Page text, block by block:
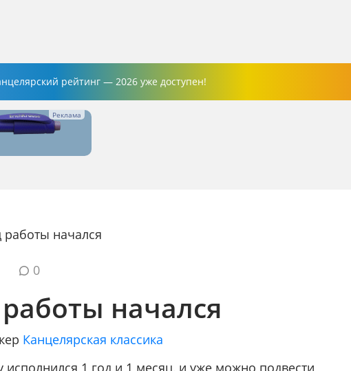
рейтинг — 2026 уже доступен!
работы начался
0
начался
Канцелярская классика
1 год и 1 месяц, и уже можно подвести